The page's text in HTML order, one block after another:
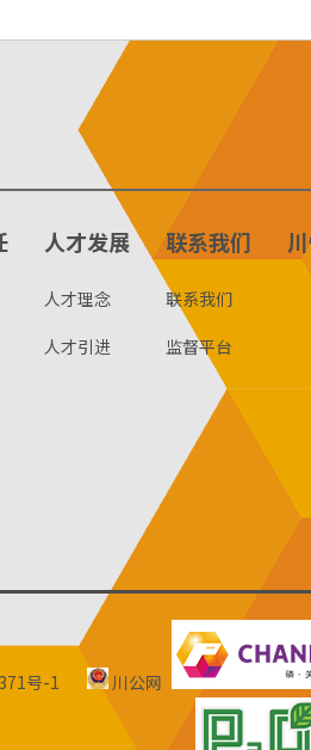
人才发展
人才理念
人才引进
联系我们
联系我们
监督平台
号-1
川公网